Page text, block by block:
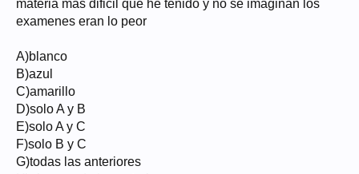
materia mas dificil que he tenido y no se imaginan los
examenes eran lo peor
A)blanco
B)azul
C)amarillo
D)solo A y B
E)solo A y C
F)solo B y C
G)todas las anteriores